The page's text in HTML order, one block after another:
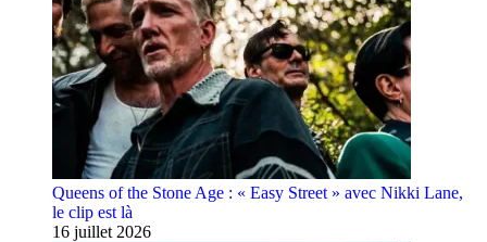
Queens of the Stone Age : « Easy Street » avec Nikki Lane,
le clip est là
16 juillet 2026